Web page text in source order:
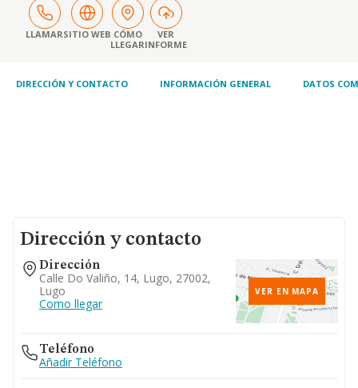
LLAMARSITIO WEB CÓMO
LLEGAR
VER
INFORME
DIRECCIÓN Y CONTACTO INFORMACIÓN GENERAL DATOS
Dirección y contacto
Dirección
Calle Do Valiño, 14, Lugo, 27002,
Lugo
Como llegar
VER EN MAPA
Teléfono
Añadir Teléfono